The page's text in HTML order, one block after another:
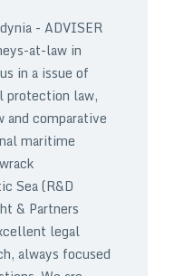
- ADVISER
at-law in
in a issue of
protection law,
comparative
maritime
Sea (R&D
& Partners
legal
always focused